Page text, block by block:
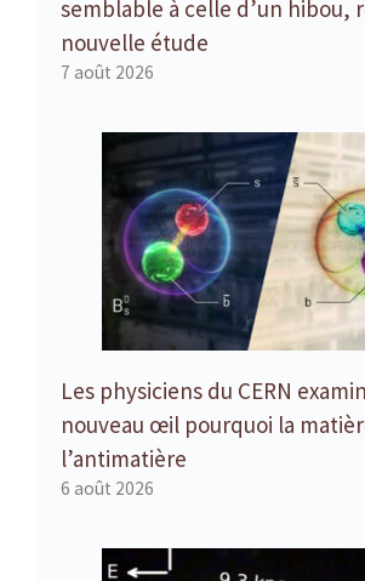
semblable à celle d’un hibou,
nouvelle étude
7 août 2026
Les physiciens du CERN
nouveau œil pourquoi la
l’antimatière
6 août 2026